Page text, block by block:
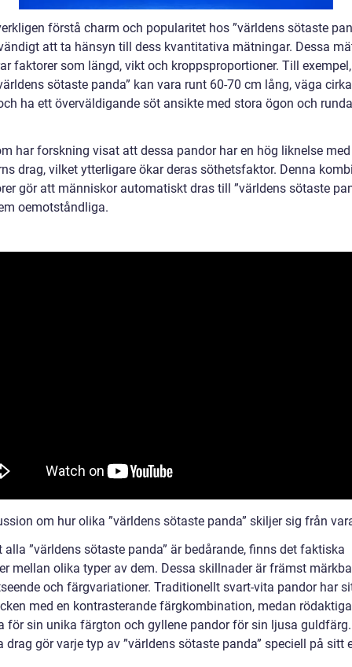
förstå charm och popularitet hos ”världens sötaste
att ta hänsyn till dess kvantitativa mätningar. Dessa
faktorer som längd, vikt och kroppsproportioner. Till
sötaste panda” kan vara runt 60-70 cm lång, väga
ha ett överväldigande söt ansikte med stora ögon och
har forskning visat att dessa pandor har en hög liknelse med
drag, vilket ytterligare ökar deras söthetsfaktor. Denna
gör att människor automatiskt dras till ”världens sötaste
oemotståndliga.
om hur olika ”världens sötaste panda” skiljer sig från
alla ”världens sötaste panda” är bedårande, finns det faktiska
mellan olika typer av dem. Dessa skillnader är främst
och färgvariationer. Traditionellt svart-vita pandor har
med en kontrasterande färgkombination, medan
för sin unika färgton och gyllene pandor för sin ljusa
drag gör varje typ av ”världens sötaste panda” speciell på sitt